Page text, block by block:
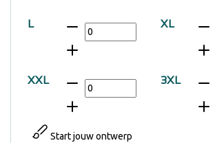
L XL
XXL 3XL
Start jouw ontwerp